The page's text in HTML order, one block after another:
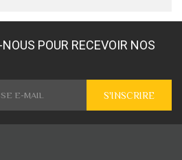
POUR RECEVOIR NOS
S'INSCRIRE